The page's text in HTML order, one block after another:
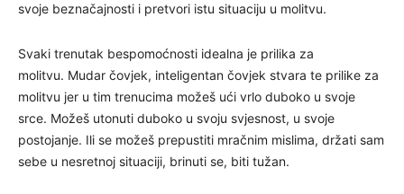
svoje beznačajnosti i pretvori istu situaciju u molitvu.
Svaki trenutak bespomoćnosti idealna je prilika za
molitvu. Mudar čovjek, inteligentan čovjek stvara te prilike za
molitvu jer u tim trenucima možeš ući vrlo duboko u svoje
srce. Možeš utonuti duboko u svoju svjesnost, u svoje
postojanje. Ili se možeš prepustiti mračnim mislima, držati sam
sebe u nesretnoj situaciji, brinuti se, biti tužan.